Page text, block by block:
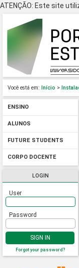
ATENÇÃO: Este site
Você está em: Início >
ENSINO
ALUNOS
FUTURE STUDENTS
CORPO DOCENTE
LOGIN
User
Password
SIGN IN
Forgot your password?